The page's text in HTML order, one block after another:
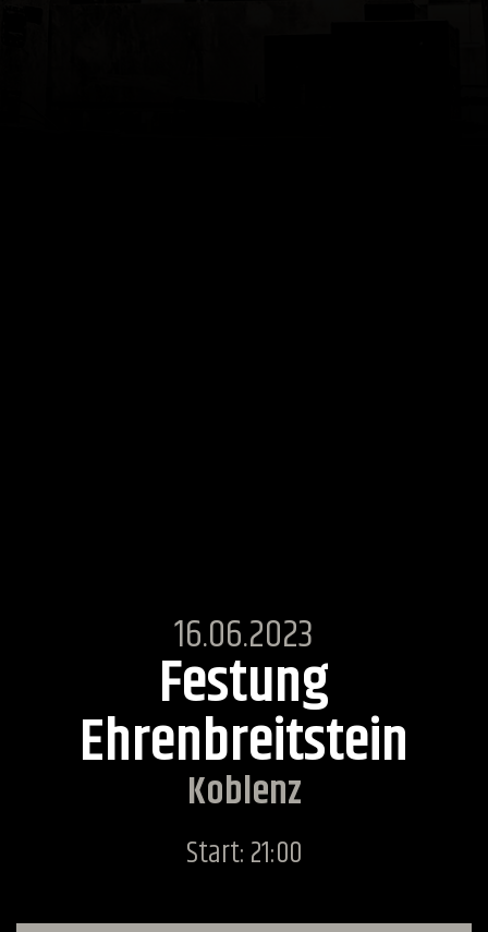
16.06.2023
Festung
Ehrenbreitstein
Koblenz
Start: 21:00